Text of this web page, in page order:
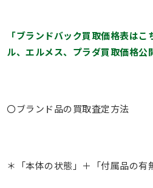
「ブランドバック買取価格表は
ル、エルメス、プラダ買取価格公
〇ブランド品の買取査定方法
＊「本体の状態」＋「付属品の有